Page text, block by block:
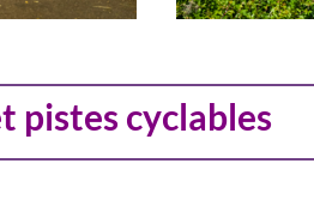
pistes cyclables